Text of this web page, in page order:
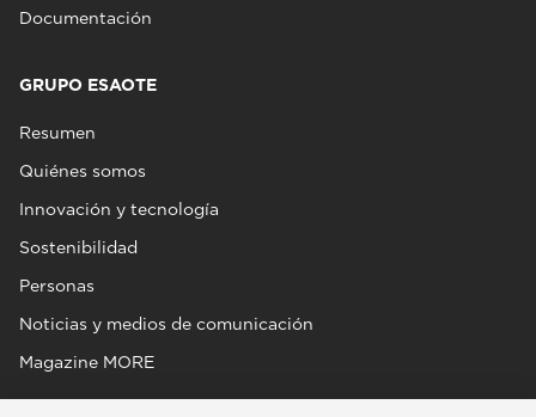
Documentación
GRUPO ESAOTE
Resumen
Quiénes somos
Innovación y tecnología
Sostenibilidad
Personas
Noticias y medios de comunicación
Magazine MORE